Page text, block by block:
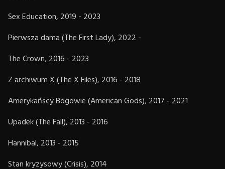
Sex Education, 2019 - 2023
Pierwsza dama (The First Lady), 2022 -
The Crown, 2016 - 2023
Z archiwum X (The X Files), 2016 - 2018
Amerykańscy Bogowie (American Gods), 2017 - 2021
Upadek (The Fall), 2013 - 2016
Hannibal, 2013 - 2015
Stan kryzysowy (Crisis), 2014